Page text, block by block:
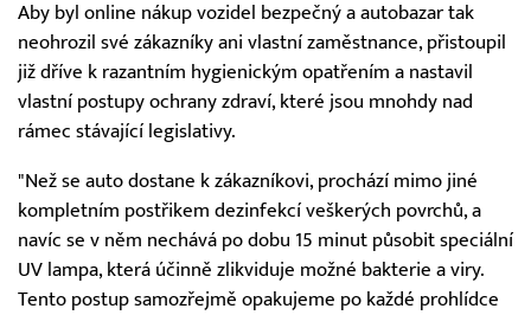
Aby byl online nákup vozidel bezpečný a autobazar tak
neohrozil své zákazníky ani vlastní zaměstnance, přistoupil
již dříve k razantním hygienickým opatřením a nastavil
vlastní postupy ochrany zdraví, které jsou mnohdy nad
rámec stávající legislativy.
"Než se auto dostane k zákazníkovi, prochází mimo jiné
kompletním postřikem dezinfekcí veškerých povrchů, a
navíc se v něm nechává po dobu 15 minut působit speciální
UV lampa, která účinně zlikviduje možné bakterie a viry.
Tento postup samozřejmě opakujeme po každé prohlídce